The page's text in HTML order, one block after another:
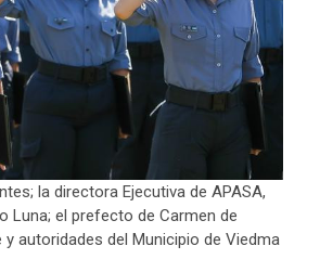
la directora Ejecutiva de APASA,
Luna; el prefecto de Carmen de
autoridades del Municipio de Viedma